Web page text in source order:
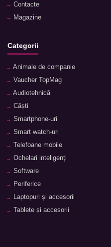
Contacte
Magazine
Categorii
Animale de companie
Vaucher TopMag
Audiotehnică
Căști
Smartphone-uri
Smart watch-uri
Telefoane mobile
Ochelari inteligenți
Software
Periferice
Laptopuri și accesorii
Tablete și accesorii